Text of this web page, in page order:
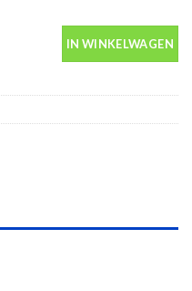
IN WINKELWAGEN